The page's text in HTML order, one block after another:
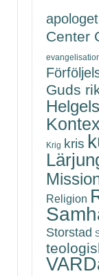
Center
Guds
Krig kris
Religion
Storstad